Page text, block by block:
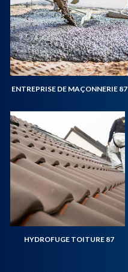
ENTREPRISE DE MAÇONNERIE 87
HYDROFUGE TOITURE 87